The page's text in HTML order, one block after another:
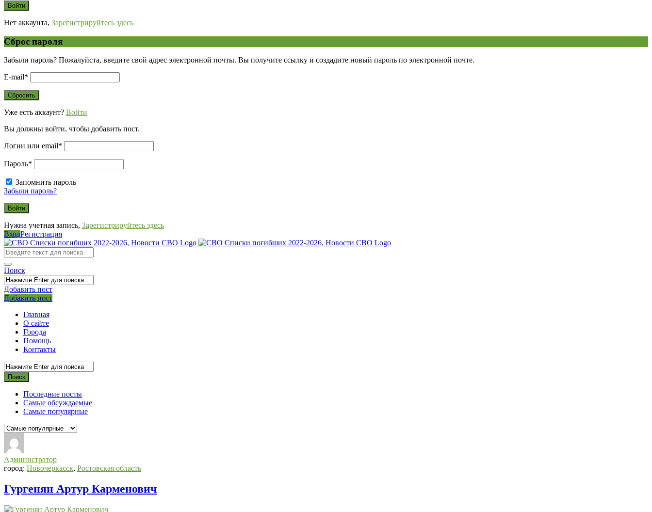
Нет аккаунта, Зарегистрируйтесь здесь
Сброс пароля
Забыли пароль? Пожалуйста, введите свой адрес электронной почты. Вы получите ссылку и создадите новый пароль по электронной почте.
E-mail*
Уже есть аккаунт? Войти
Вы должны войти, чтобы добавить пост.
Логин или email*
Пароль*
Запомнить пароль
Забыли пароль?
Нужна учетная запись, Зарегистрируйтесь здесь
ВходРегистрация
СВО
Списки
погибших
2022-
2026,
Новости
СВО
Поиск
Добавить пост
Мобильное
меню
Выйти
Добавить пост
Главная
О сайте
Города
Помощь
Контакты
Последние посты
Самые обсуждаемые
Самые популярные
СВО
Списки
погибших
2026,
Новости
Администратор
город: Новочеркасск, Ростовская область
Гургенян Артур Карменович